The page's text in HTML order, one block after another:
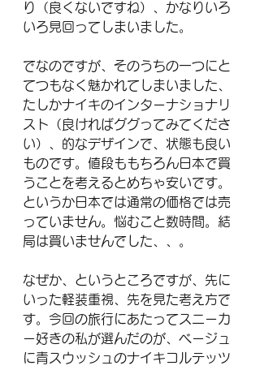
り（良くないですね）、かなりいろ
いろ見回ってしまいました。
でなのですが、そのうちの一つにと
てつもなく魅かれてしまいました、
たしかナイキのインターナショナリ
スト（良ければググってみてくださ
い）、的なデザインで、状態も良い
ものです。値段ももちろん日本で買
うことを考えるとめちゃ安いです。
というか日本では通常の価格では売
っていません。悩むこと数時間。結
局は買いませんでした、、。
なぜか、というところですが、先に
いった軽装重視、先を見た考え方で
す。今回の旅行にあたってスニーカ
ー好きの私が選んだのが、ベージュ
に青スウッシュのナイキコルテッツ